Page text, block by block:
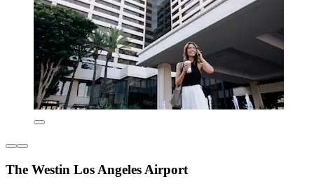
The Westin Los Angeles Airport